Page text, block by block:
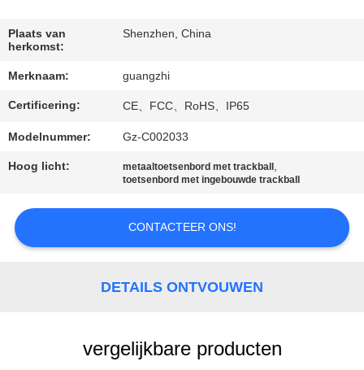
EEN
CITAAT
PRIVACY
Plaats van
herkomst:
Shenzhen, China
Merknaam: guangzhi
Certificering: CE、FCC、RoHS、IP65
Modelnummer: Gz-C002033
Hoog licht: metaaltoetsenbord met trackball ,
toetsenbord met ingebouwde trackball
CONTACTEER ONS!
DETAILS ONTVOUWEN
vergelijkbare producten